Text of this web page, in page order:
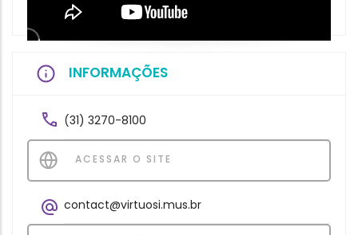
INFORMAÇÕES
(31) 3270-8100
ACESSAR O SITE
contact@virtuosi.mus.br